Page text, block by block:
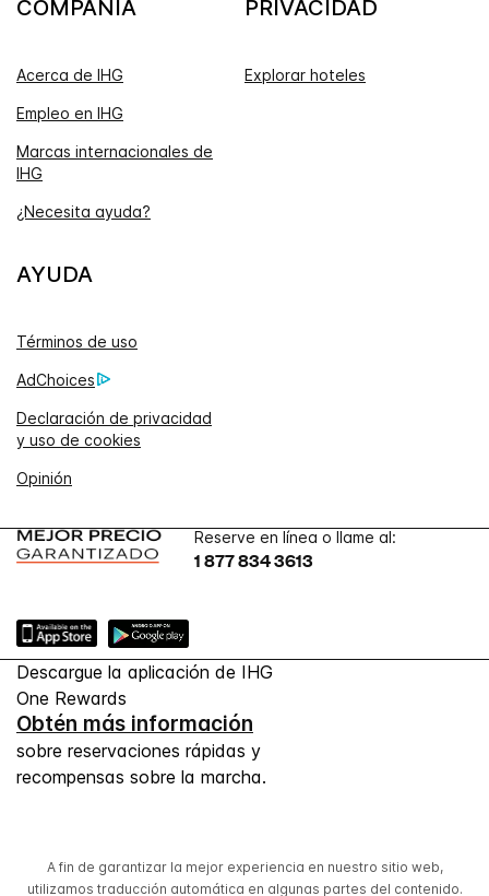
COMPAÑÍA
Acerca de IHG
Empleo en IHG
Marcas internacionales de
IHG
¿Necesita ayuda?
PRIVACIDAD
Explorar hoteles
AYUDA
Términos de uso
AdChoices
Declaración de privacidad
y uso de cookies
Opinión
Reserve en línea o llame al:
1 877 834 3613
Descargue la aplicación de IHG
One Rewards
Obtén más información
sobre reservaciones rápidas y
recompensas sobre la marcha.
A fin de garantizar la mejor experiencia en nuestro sitio web,
utilizamos traducción automática en algunas partes del contenido.